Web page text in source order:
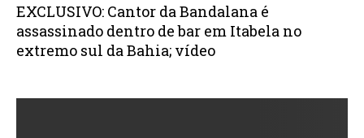
EXCLUSIVO: Cantor da Bandalana é
assassinado dentro de bar em Itabela no
extremo sul da Bahia; vídeo